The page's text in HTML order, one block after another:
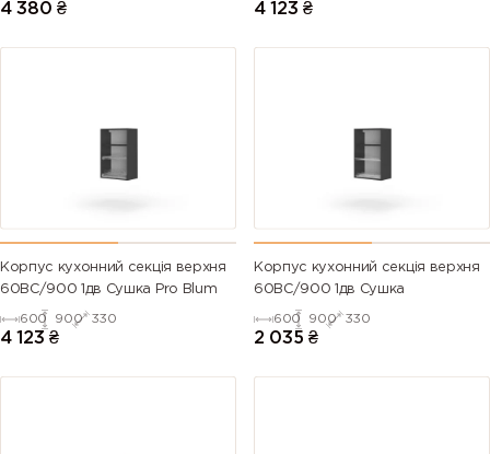
4 380 ₴ 4 123 ₴
Корпус кухонний секцiя верхня
60ВС/900 1дв Сушка Pro Blum
600 900 330
4 123 ₴
Корпус кухонний секцiя верхня
60ВС/900 1дв Сушка
600 900 330
2 035 ₴